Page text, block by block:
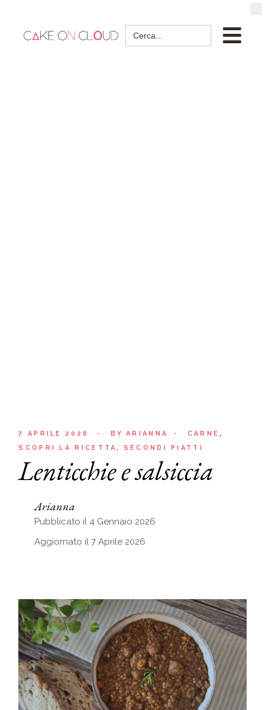
Search
for:
7 APRILE 2026 BY ARIANNA
CARNE
SCOPRI LA RICETTA
SECONDI PIATTI
Lenticchie e salsiccia
Arianna
Pubblicato il 4 Gennaio 2026
Aggiornato il 7 Aprile 2026